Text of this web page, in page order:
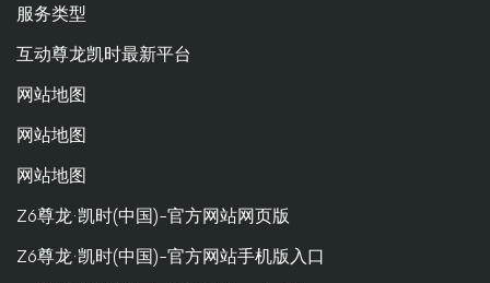
服务类型
互动尊龙凯时最新平台
网站地图
网站地图
网站地图
Z6尊龙·凯时(中国)-官方网站网页版
Z6尊龙·凯时(中国)-官方网站手机版入口